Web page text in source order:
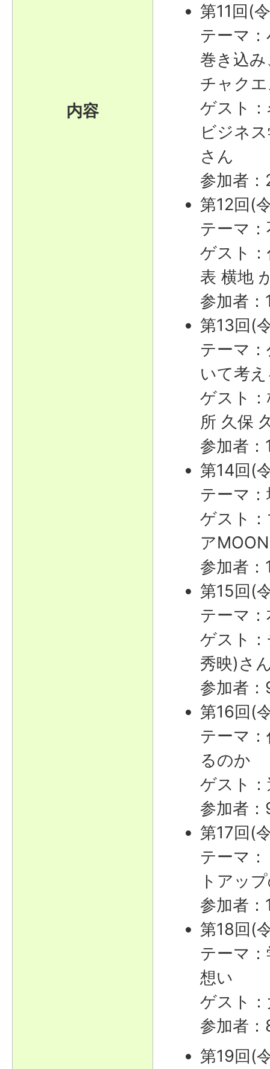
内容
第11回(
テーマ
巻き込
チャク
ゲスト
ビジネ
さん
参加者：
第12回(
テーマ
ゲスト
表 横地
参加者：
第13回(
テーマ
いて考
ゲスト
所 久保
参加者：
第14回(
テーマ
ゲスト
ア
参加者：
第15回(
テーマ
ゲスト
秀映)さ
参加者
第16回(
テーマ
るのか
ゲスト
参加者
第17回(
テーマ
トアッ
参加者：
第18回(
テーマ
想い
ゲスト
参加者
第19回(